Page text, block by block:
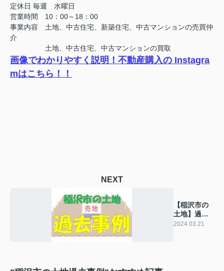
定休日 毎週 水曜日
営業時間 10：00～18：00
事業内容 土地、中古住宅、新築住宅、中古マンションの売買仲
介
土地、中古住宅、中古マンションの買取
画像でわかりやすく説明！不動産購入の Instagra
mはこちら！！
NEXT
【稲沢市の
土地】過去
の販売事例
2024.03.21